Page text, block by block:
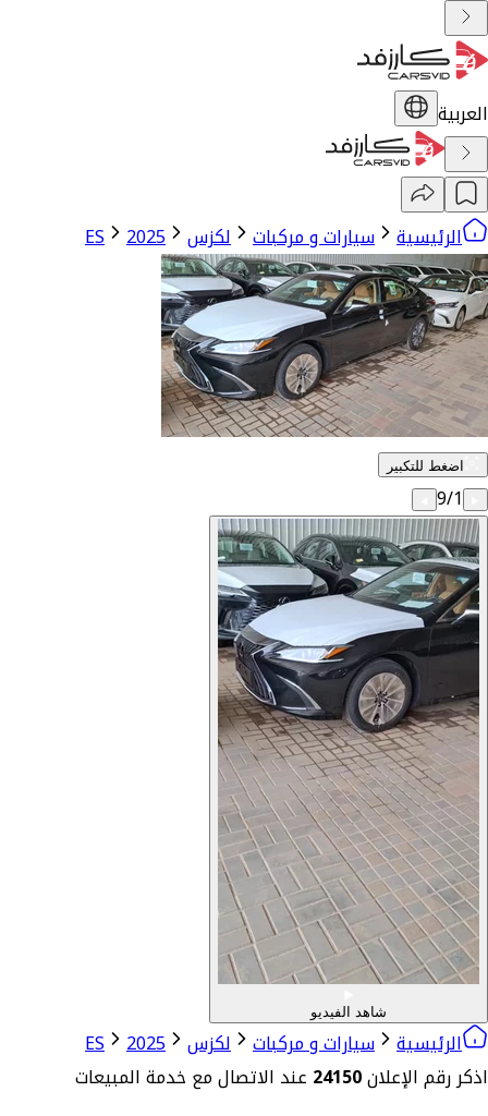
العربية
الرئيسية سيارات و مركبات لكزس ES 2025
اضغط للتكبير
9/1
شاهد الفيديو
الرئيسية سيارات و مركبات لكزس ES
2025
اذكر رقم الإعلان24150 عند الاتصال مع خدمة المبيعات